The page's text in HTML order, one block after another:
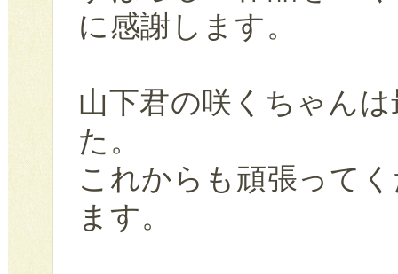
に感謝します。
山下君の咲くちゃん
た。
これからも頑張って
ます。